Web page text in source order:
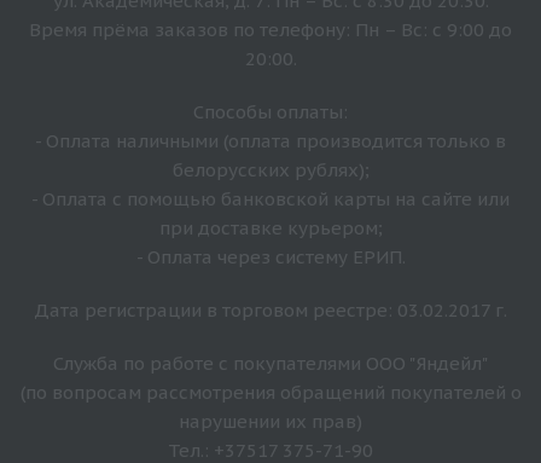
Время прёма заказов по телефону: Пн – Вс: с 9:00 до
20:00.
Способы оплаты:
- Оплата наличными (оплата производится только в
белорусских рублях);
- Оплата с помощью банковской карты на сайте или
при доставке курьером;
- Оплата через систему ЕРИП.
Дата регистрации в торговом реестре: 03.02.2017 г.
Служба по работе с покупателями ООО "Яндейл"
(по вопросам рассмотрения обращений покупателей о
нарушении их прав)
Тел.: +37517 375-71-90